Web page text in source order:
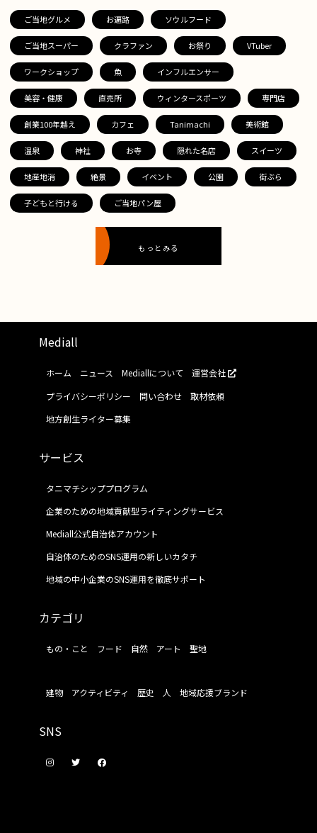
ご当地グルメ お遍路 ソウルフード
ご当地スーパー クラファン お祭り VTuber
ワークショップ 魚 インフルエンサー
美容・健康 直売所 ウィンタースポーツ 専門店
創業100年越え カフェ Tanimachi 美術館
温泉 神社 お寺 隠れた名店 スイーツ
地産地消 絶景 イベント 公園 街ぶら
子どもと行ける ご当地パン屋
もっとみる
Mediall
ホーム ニュース Mediallについて
運営会社
プライバシーポリシー
問い合わせ
取材依頼
地方創生ライター募集
サービス
タニマチシッププログラム
企業のための地域貢献型ライティングサービス
Mediall公式自治体アカウント
自治体のためのSNS運用の新しいカタチ
地域の中小企業のSNS運用を徹底サポート
カテゴリ
もの・こと フード 自然 アート 聖地
建物 アクティビティ 歴史 人 地域応援ブランド
SNS